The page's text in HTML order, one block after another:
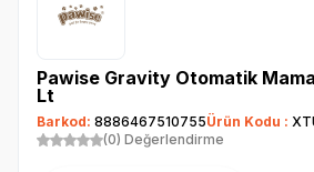
Pawise Gravity Otomatik
Lt
Barkod: 8886467510755Ürün Kodu :
(0) Değerlendirme